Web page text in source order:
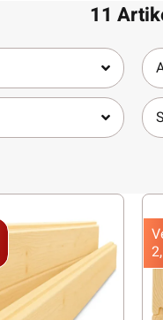
11